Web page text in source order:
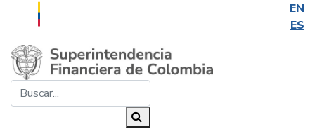
EN
ES
Saltar al contenido principal